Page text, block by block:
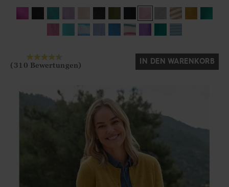
Ja Nein
(310 Bewertungen) IN DEN WARENKORB